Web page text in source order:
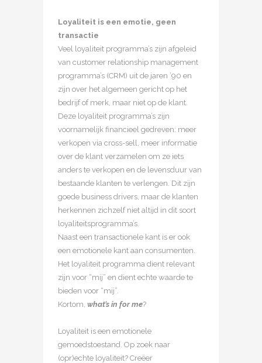
Loyaliteit is een emotie, geen
transactie
Veel loyaliteit programma’s zijn afgeleid
van customer relationship management
programma’s (CRM) uit de jaren ’90 en
zijn over het algemeen gericht op het
bedrijf of merk, maar niet op de klant.
Deze loyaliteit programma’s zijn
voornamelijk financieel gedreven: meer
verkopen via cross-sell, meer informatie
over de klant verzamelen om ze iets
anders te verkopen en de levensduur van
bestaande klanten te verlengen. Dit zijn
goede business drivers, maar de klanten
herkennen zichzelf niet altijd in dit soort
loyaliteitsprogramma’s.
Naast een transactionele kant is er ook
een emotionele kant aan consumenten.
Het loyaliteit programma dient relevant
zijn voor “mij” en dient echte waarde te
bieden voor “mij”.
Kortom, what’s in for me?
Loyaliteit is een emotionele
gemoedstoestand. Op zoek naar
(opr)echte loyaliteit? Creëer